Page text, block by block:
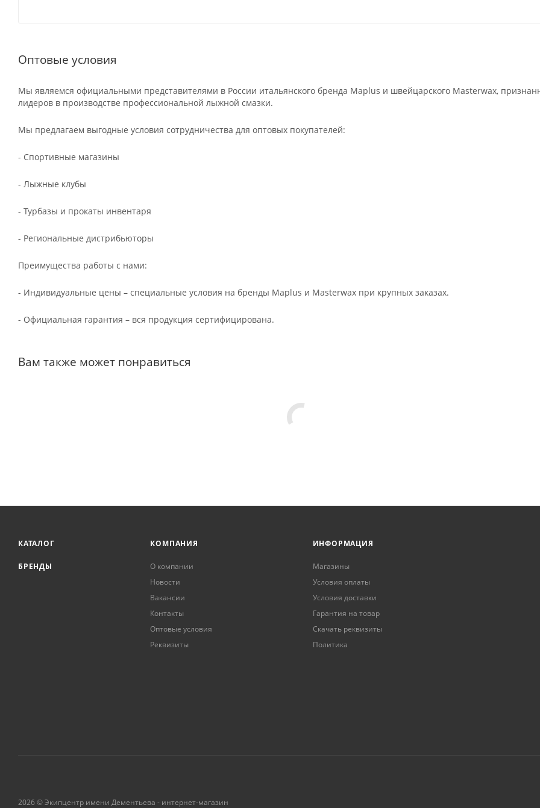
Оптовые условия
Мы являемся официальными представителями в России итальянского бренда Maplus и швейцарского Masterwax,
лидеров в производстве профессиональной лыжной смазки.
Мы предлагаем выгодные условия сотрудничества для оптовых покупателей:
- Спортивные магазины
- Лыжные клубы
- Турбазы и прокаты инвентаря
- Региональные дистрибьюторы
Преимущества работы с нами:
- Индивидуальные цены – специальные условия на бренды Maplus и Masterwax при крупных заказах.
- Официальная гарантия – вся продукция сертифицирована.
Вам также может понравиться
КАТАЛОГ
БРЕНДЫ
КОМПАНИЯ
О компании
Новости
Вакансии
Контакты
Оптовые условия
Реквизиты
ИНФОРМАЦИЯ
Магазины
Условия оплаты
Условия доставки
Гарантия на товар
Скачать реквизиты
Политика
2026 © Экипцентр имени Дементьева - интернет-магазин